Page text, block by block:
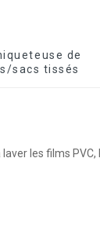
de
sacs tissés